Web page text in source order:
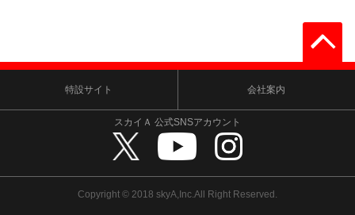
特設サイト 会社案内
スカイＡ 公式SNSアカウント
Copyright © 2018 skyA,Inc.All Right Reserved.